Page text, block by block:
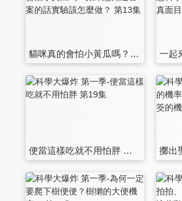
貓咪真的會怕小黃瓜嗎？如果想知道答案的話實驗該怎麼做？ 第13集
便當這樣吃就不用怕胖 第19集